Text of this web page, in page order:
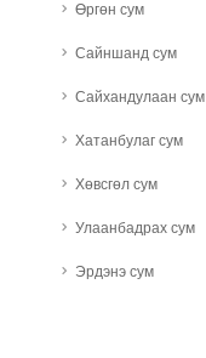
Өргөн сум
Сайншанд сум
Сайхандулаан сум
Хатанбулаг сум
Хөвсгөл сум
Улаанбадрах сум
Эрдэнэ сум